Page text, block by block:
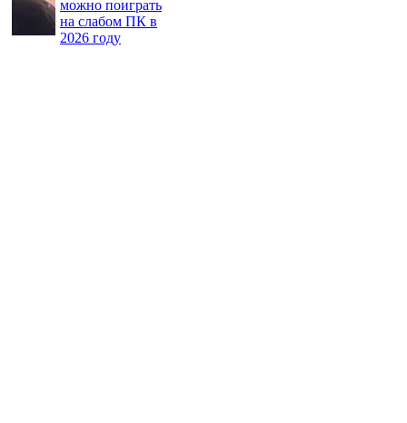
можно поиграть
на слабом ПК в
2026 году